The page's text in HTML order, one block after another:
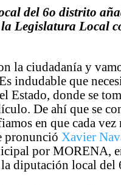
del 6o distrito
Legislatura Local
la ciudadanía y
indudable que
Estado, donde se
De ahí que se
en que cada vez
pronuncióXavier
por MORENA,
diputación local del